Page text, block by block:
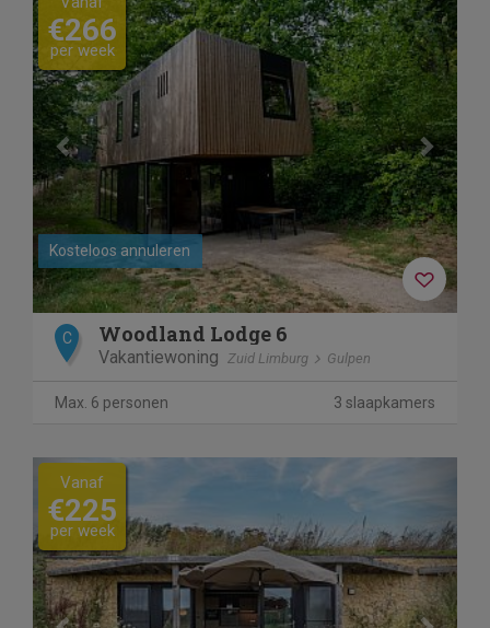
Kosteloos annuleren
€266
per week
C Woodland Lodge 6
Vakantiewoning Zuid Limburg Gulpen
Max. 6 personen 3 slaapkamers
Previous
Vanaf
€225
per week